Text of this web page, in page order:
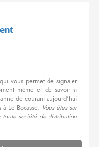
vous permet de signaler
même et de savoir si
de courant aujourd'hui
Le Bocasse. Vous êtes sur
société de distribution